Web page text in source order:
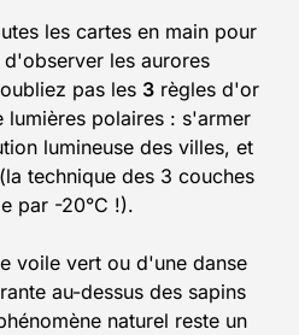
les cartes en main pour
d'observer les aurores
pas les 3 règles d'or
lumières polaires : s'armer
lumineuse des villes, et
technique des 3 couches
par -20°C !).
voile vert ou d'une danse
au-dessus des sapins
naturel reste un